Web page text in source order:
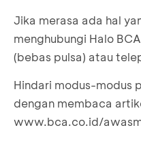
Jika merasa ada hal
menghubungi Halo
(bebas pulsa) atau
Hindari modus-modus
dengan membaca
www.bca.co.id/